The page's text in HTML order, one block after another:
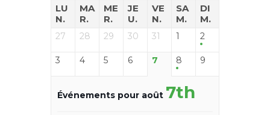
LU
N.
MA
R.
ME
R.
JE
U.
VE
N.
SA
M.
DI
M.
27 28 29 30 31 1 2
3 4 5 6 7 8 9
Événements pour août 7th